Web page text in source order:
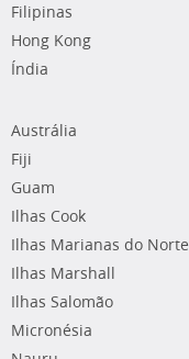
Filipinas
Hong Kong
Índia
Austrália
Fiji
Guam
Ilhas Cook
Ilhas Marianas do Norte
Ilhas Marshall
Ilhas Salomão
Micronésia